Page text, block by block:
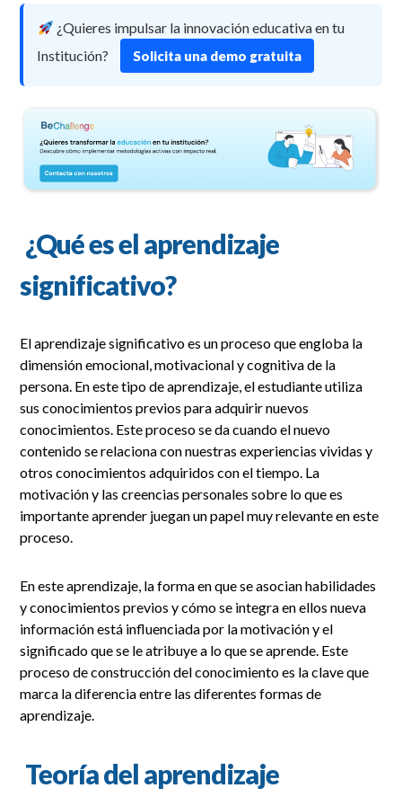
¿Quieres impulsar la innovación educativa en tu
Institución?
Solicita una demo gratuita
¿Qué es el aprendizaje
significativo?
El aprendizaje significativo es un proceso que engloba la
dimensión emocional, motivacional y cognitiva de la
persona. En este tipo de aprendizaje, el estudiante utiliza
sus conocimientos previos para adquirir nuevos
conocimientos. Este proceso se da cuando el nuevo
contenido se relaciona con nuestras experiencias vividas y
otros conocimientos adquiridos con el tiempo. La
motivación y las creencias personales sobre lo que es
importante aprender juegan un papel muy relevante en este
proceso.
En este aprendizaje, la forma en que se asocian habilidades
y conocimientos previos y cómo se integra en ellos nueva
información está influenciada por la motivación y el
significado que se le atribuye a lo que se aprende. Este
proceso de construcción del conocimiento es la clave que
marca la diferencia entre las diferentes formas de
aprendizaje.
Teoría del aprendizaje